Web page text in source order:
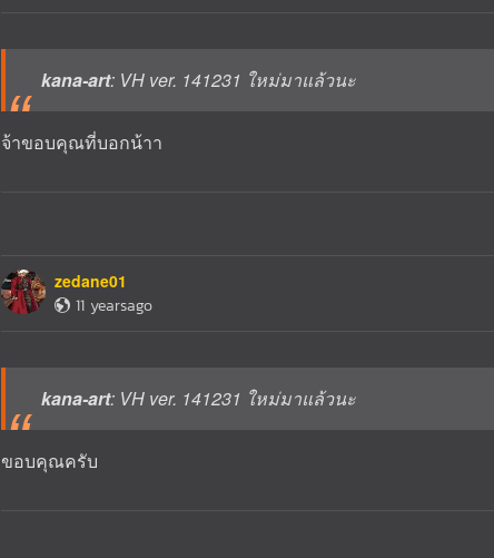
kana-art: VH ver. 141231 ใหม่มาแล้วนะ
จ้าขอบคุณที่บอกน้าา
zedane01
11 yearsago
kana-art: VH ver. 141231 ใหม่มาแล้วนะ
ขอบคุณครับ